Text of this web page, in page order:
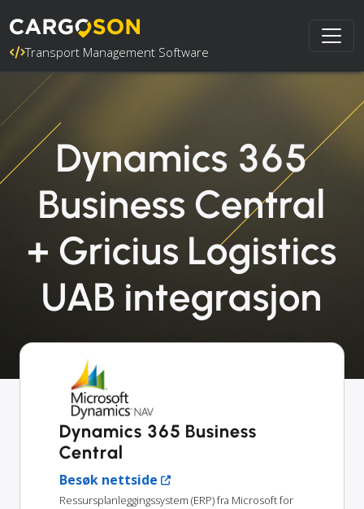
Transport Management Software
Dynamics 365
Business Central
+ Gricius Logistics
UAB integrasjon
Dynamics 365 Business
Central
Besøk nettside
Ressursplanleggingssystem (ERP) fra Microsoft for